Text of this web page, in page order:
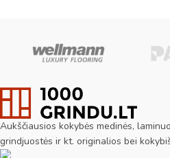
Aukščiausios kokybės medinės,
grindjuostės ir kt. originalios bei